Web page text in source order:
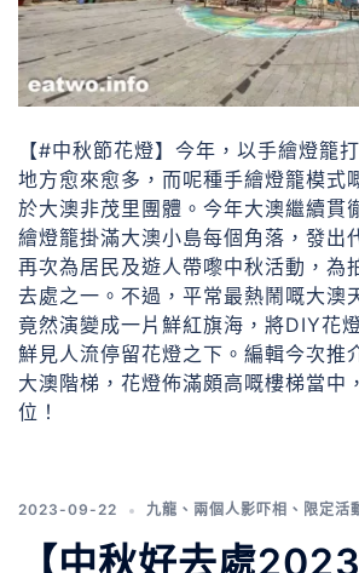
【#中秋節花燈】今年，以手繪燈籠
地方愈來愈多，而呢種手繪燈籠模式
於大澳非茂里團體。今年大澳繼續貫
繪燈籠掛滿大澳小島每個角落，發出
再次為居民及遊人帶嚟中秋活動，為
去處之一。不過，平常最熱鬧嘅大澳
竟然演變成一片鮮紅旗海，將DIY花
鮮見人流停留花燈之下。編輯今次推
大澳階梯，花燈佈滿頗高嘅樓梯當中
位！
2023-09-22 九龍 、 兩個人影吓相 、 限定活
【中秋好去處